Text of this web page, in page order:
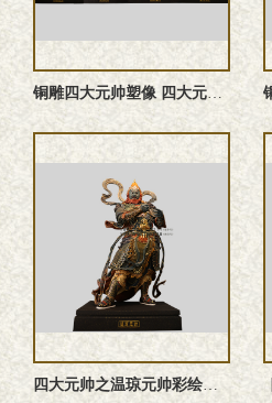
铜雕四大元帅塑像 四大元帅雕塑 四大元帅神像
四大元帅之温琼元帅‌彩绘神像